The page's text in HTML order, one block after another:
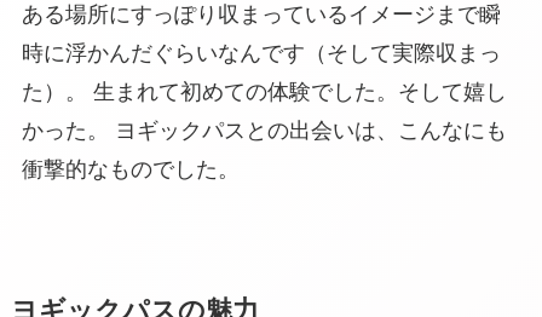
ある場所にすっぽり収まっているイメージまで瞬
時に浮かんだぐらいなんです（そして実際収まっ
た）。 生まれて初めての体験でした。そして嬉し
かった。 ヨギックパスとの出会いは、こんなにも
衝撃的なものでした。
ヨギックパスの魅力